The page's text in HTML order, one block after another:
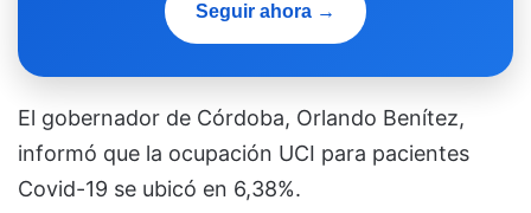
Seguir ahora →
El gobernador de Córdoba, Orlando Benítez,
informó que la ocupación UCI para pacientes
Covid-19 se ubicó en 6,38%.